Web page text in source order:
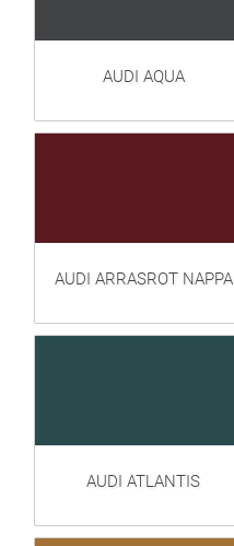
AUDI AQUA
AUDI ARRASROT NAPPA
AUDI ATLANTIS